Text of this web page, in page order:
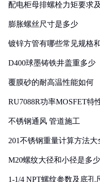
配电柜母排螺栓力矩要求
膨胀螺丝尺寸是多少
镀锌方管有哪些常见规格
D400球墨铸铁井盖重多少
覆膜砂的耐高温性能如何
RU7088R功率MOSFET特
不锈钢通风 管道施工
201不锈钢重量计算方法大
M20螺纹大径和小径是多少
1-1/4 NPT螺纹参数及底孔